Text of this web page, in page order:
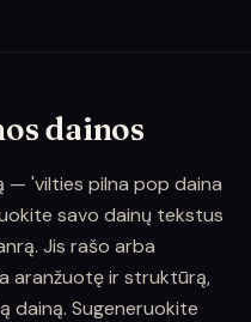
dainos
— 'vilties pilna pop daina
savo dainų tekstus
Jis rašo arba
aranžuotę ir struktūrą,
dainą. Sugeneruokite